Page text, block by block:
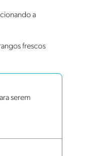
a
frescos
serem